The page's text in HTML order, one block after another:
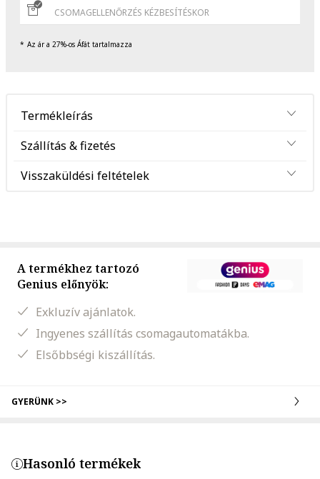
CSOMAGELLENŐRZÉS KÉZBESÍTÉSKOR
Az ár a 27%-os Áfát tartalmazza
Termékleírás
Szállítás & fizetés
Visszaküldési feltételek
A termékhez tartozó
Genius előnyök:
Exkluzív ajánlatok.
Ingyenes szállítás csomagautomatákba.
Elsőbbségi kiszállítás.
GYERÜNK >>
Hasonló termékek